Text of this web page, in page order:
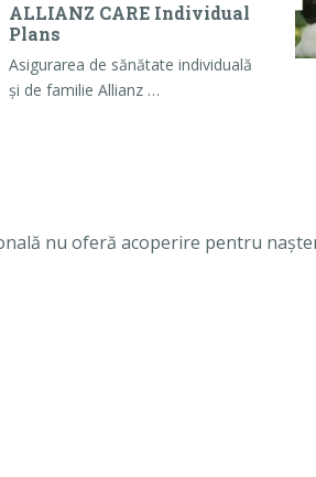
ALLIANZ CARE Individual
Plans
Asigurarea de sănătate individuală
și de familie Allianz …
nu oferă acoperire pentru